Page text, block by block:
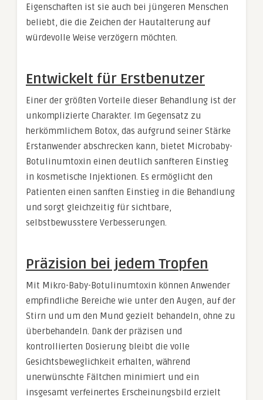
Eigenschaften ist sie auch bei jüngeren Menschen
beliebt, die die Zeichen der Hautalterung auf
würdevolle Weise verzögern möchten.
Entwickelt für Erstbenutzer
Einer der größten Vorteile dieser Behandlung ist der
unkomplizierte Charakter. Im Gegensatz zu
herkömmlichem Botox, das aufgrund seiner Stärke
Erstanwender abschrecken kann, bietet Microbaby-
Botulinumtoxin einen deutlich sanfteren Einstieg
in kosmetische Injektionen. Es ermöglicht den
Patienten einen sanften Einstieg in die Behandlung
und sorgt gleichzeitig für sichtbare,
selbstbewusstere Verbesserungen.
Präzision bei jedem Tropfen
Mit Mikro-Baby-Botulinumtoxin können Anwender
empfindliche Bereiche wie unter den Augen, auf der
Stirn und um den Mund gezielt behandeln, ohne zu
überbehandeln. Dank der präzisen und
kontrollierten Dosierung bleibt die volle
Gesichtsbeweglichkeit erhalten, während
unerwünschte Fältchen minimiert und ein
insgesamt verfeinertes Erscheinungsbild erzielt